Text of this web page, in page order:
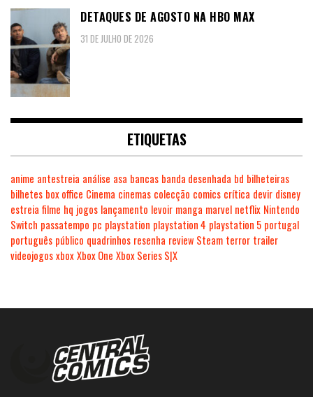
DETAQUES DE AGOSTO NA HBO MAX
31 DE JULHO DE 2026
ETIQUETAS
anime antestreia análise asa bancas banda desenhada bd bilheteiras
bilhetes box office Cinema cinemas colecção comics crítica devir disney
estreia filme hq jogos lançamento levoir manga marvel netflix Nintendo
Switch passatempo pc playstation playstation 4 playstation 5 portugal
português público quadrinhos resenha review Steam terror trailer
videojogosxboxXbox One Xbox Series S|X